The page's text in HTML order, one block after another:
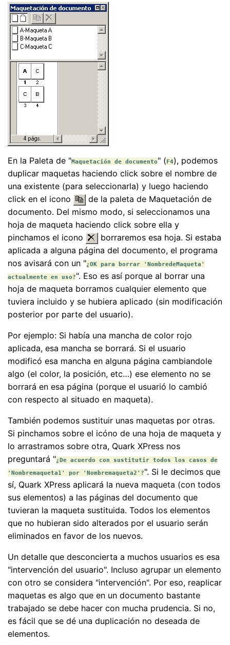
En la Paleta de "Maquetación de documento" (F4), podemos
duplicar maquetas haciendo click sobre el nombre de
una existente (para seleccionarla) y luego haciendo
click en el icono
de la paleta de Maquetación de
documento. Del mismo modo, si seleccionamos una
hoja de maqueta haciendo click sobre ella y
pinchamos el icono
borraremos esa hoja. Si estaba
aplicada a alguna página del documento, el programa
nos avisará con un "¿OK para borrar 'NombredeMaqueta'
actualmente en uso?". Eso es así porque al borrar una
hoja de maqueta borramos cualquier elemento que
tuviera incluido y se hubiera aplicado (sin modificación
posterior por parte del usuario).
Por ejemplo: Si había una mancha de color rojo
aplicada, esa mancha se borrará. Si el usuario
modificó esa mancha en alguna página cambiandole
algo (el color, la posición, etc…) ese elemento no se
borrará en esa página (porque el usuarió lo cambió
con respecto al situado en maqueta).
También podemos sustituir unas maquetas por otras.
Si pinchamos sobre el icóno de una hoja de maqueta y
lo arrastramos sobre otra, Quark XPress nos
preguntará "¿De acuerdo con sustitutir todos los casos de
'Nombremaqueta1' por 'Nombremaqueta2'?". Si le decimos que
sí, Quark XPress aplicará la nueva maqueta (con todos
sus elementos) a las páginas del documento que
tuvieran la maqueta sustituida. Todos los elementos
que no hubieran sido alterados por el usuario serán
eliminados en favor de los nuevos.
Un detalle que desconcierta a muchos usuarios es esa
"intervención del usuario". Incluso agrupar un elemento
con otro se considera "intervención". Por eso, reaplicar
maquetas es algo que en un documento bastante
trabajado se debe hacer con mucha prudencia. Si no,
es fácil que se dé una duplicación no deseada de
elementos.